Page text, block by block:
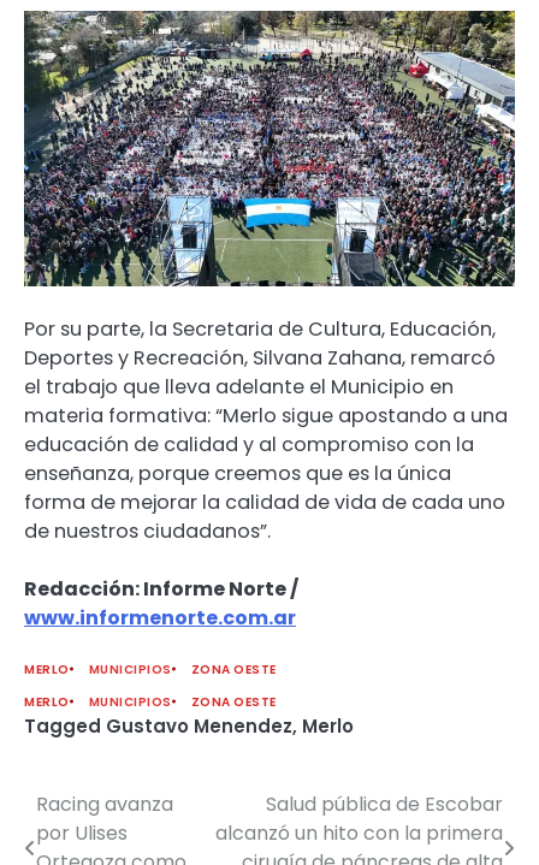
Por su parte, la Secretaria de Cultura, Educación,
Deportes y Recreación, Silvana Zahana, remarcó
el trabajo que lleva adelante el Municipio en
materia formativa: “Merlo sigue apostando a una
educación de calidad y al compromiso con la
enseñanza, porque creemos que es la única
forma de mejorar la calidad de vida de cada uno
de nuestros ciudadanos”.
Redacción: Informe Norte /
www.informenorte.com.ar
MERLO MUNICIPIOS
ZONA OESTE
MERLO
MUNICIPIOS ZONA OESTE
Tagged Gustavo Menendez, Merlo
Navegación
de
Racing avanza
por Ulises
Salud pública de Escobar
alcanzó un hito con la primera